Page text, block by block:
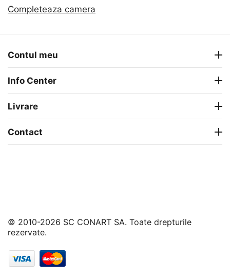
Completeaza camera
Contul meu
Info Center
Livrare
Contact
© 2010-2026 SC CONART SA. Toate drepturile
rezervate.